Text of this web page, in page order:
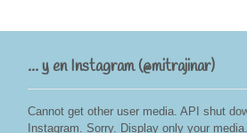
... y en Instagram (@mitrajinar)
Cannot get other user media. API shut
Instagram. Sorry. Display only your media.